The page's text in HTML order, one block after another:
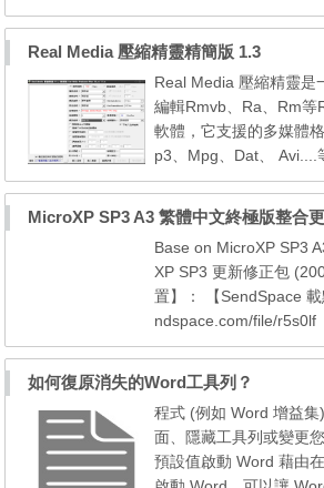
在升級程式中進入了
務器，要採用其他國家
以要把我們的升級服務
了避 免在國內同一時間
成升級流量過大而被封
Real Media 壓縮精靈精簡版 1.3
Real Media 壓縮精靈是
編輯Rmvb、Ra、Rm等
軟體，它支援的多媒體
p3、Mpg、Dat、 Avi....
式也非常的靈活，讓你
的音樂或影片檔。 在現
我想應該沒有人不知道
是俗稱的Real檔吧！因
與不錯的支援度，讓它
格式，像是影片格式的
MicroXP SP3 A3 繁體中文終極版整合
Base on MicroXP SP3
XP SP3 更新修正包
置】： 【SendSpace
ndspace.com/file/r5s0lf
http://
77171f863/
ewlshare.com/dl/
part2.rar.html ...
如何復原消失的Word工具列？
程式 (例如 Word 增益
面、隱藏工具列或變更
預設值啟動 Word 藉由